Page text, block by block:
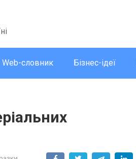
Web-словник Бізнес-ідеї